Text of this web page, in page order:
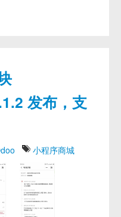
发布，支
小程序商城